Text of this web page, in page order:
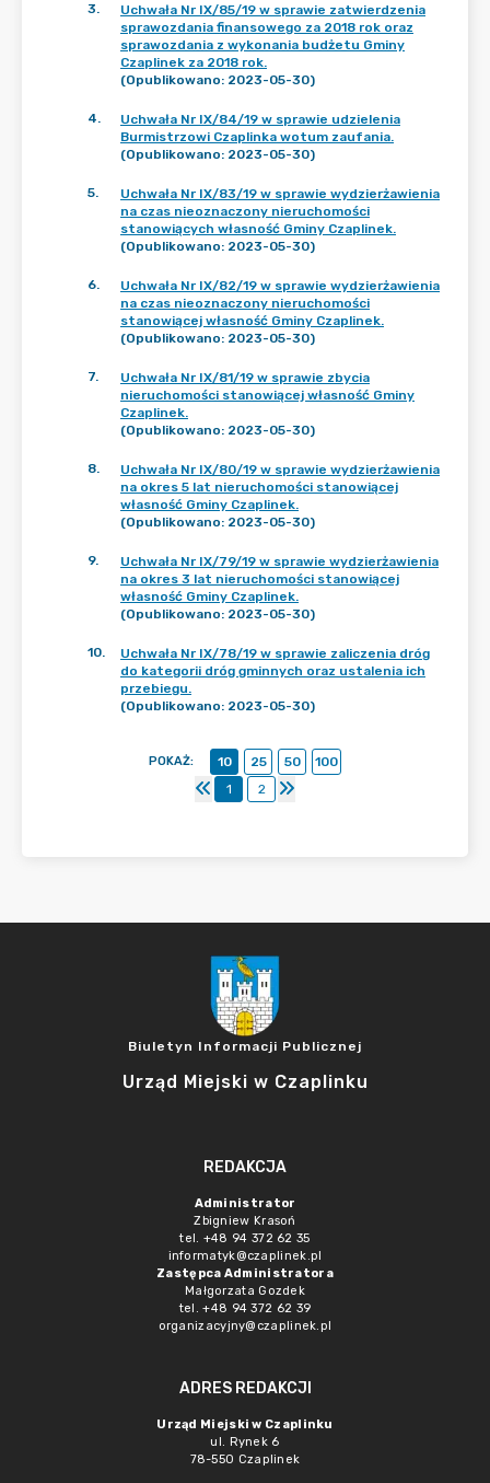
3.
Uchwała Nr IX/85/19 w sprawie zatwierdzenia
sprawozdania finansowego za 2018 rok oraz
sprawozdania z wykonania budżetu Gminy
Czaplinek za 2018 rok.
(Opublikowano: 2023-05-30)
4.
Uchwała Nr IX/84/19 w sprawie udzielenia
Burmistrzowi Czaplinka wotum zaufania.
(Opublikowano: 2023-05-30)
5.
Uchwała Nr IX/83/19 w sprawie wydzierżawienia
na czas nieoznaczony nieruchomości
stanowiących własność Gminy Czaplinek.
(Opublikowano: 2023-05-30)
6.
Uchwała Nr IX/82/19 w sprawie wydzierżawienia
na czas nieoznaczony nieruchomości
stanowiącej własność Gminy Czaplinek.
(Opublikowano: 2023-05-30)
7.
Uchwała Nr IX/81/19 w sprawie zbycia
nieruchomości stanowiącej własność Gminy
Czaplinek.
(Opublikowano: 2023-05-30)
8.
Uchwała Nr IX/80/19 w sprawie wydzierżawienia
na okres 5 lat nieruchomości stanowiącej
własność Gminy Czaplinek.
(Opublikowano: 2023-05-30)
9.
Uchwała Nr IX/79/19 w sprawie wydzierżawienia
na okres 3 lat nieruchomości stanowiącej
własność Gminy Czaplinek.
(Opublikowano: 2023-05-30)
10.
Uchwała Nr IX/78/19 w sprawie zaliczenia dróg
do kategorii dróg gminnych oraz ustalenia ich
przebiegu.
(Opublikowano: 2023-05-30)
POKAŻ: 10 25 50
100
1
2
Biuletyn Informacji Publicznej
Urząd Miejski w Czaplinku
REDAKCJA
Administrator
Zbigniew Krasoń
tel. +48 94 372 62 35
informatyk@czaplinek.pl
Zastępca Administratora
Małgorzata Gozdek
tel. +48 94 372 62 39
organizacyjny@czaplinek.pl
ADRES REDAKCJI
Urząd Miejski w Czaplinku
ul. Rynek 6
78-550 Czaplinek